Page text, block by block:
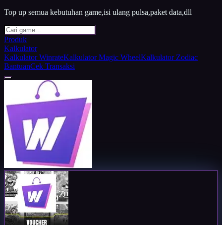
Top up semua kebutuhan game,isi ulang pulsa,paket data,dll
Produk
Kalkulator
Kalkulator WinrateKalkulator Magic WheelKalkulator Zodiac
BantuanCek Transaksi